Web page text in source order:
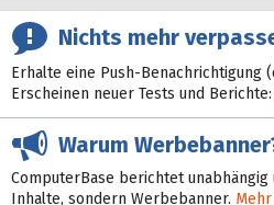
Nichts mehr
Erhalte eine Push-Benachrichtigung
Erscheinen neuer Tests und Berichte:
Warum
ComputerBase berichtet
Inhalte, sondern Werbebanner.